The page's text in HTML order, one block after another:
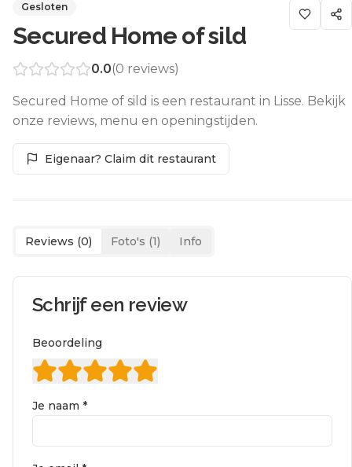
Gesloten
Secured Home of sild
0.0(0 reviews)
Secured Home of sild is een restaurant in Lisse. Bekijk
onze reviews, menu en openingstijden.
Eigenaar? Claim dit restaurant
Reviews (0) Foto's (1) Info
Schrijf een review
Beoordeling
Je naam *